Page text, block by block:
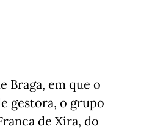
Braga, em que o
gestora, o grupo
de Xira, do